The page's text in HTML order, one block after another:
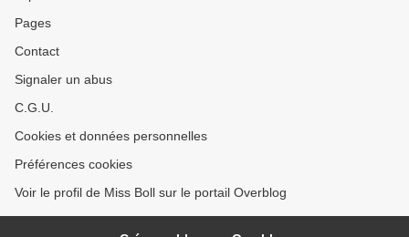
Pages
Contact
Signaler un abus
C.G.U.
Cookies et données personnelles
Préférences cookies
Voir le profil de Miss Boll sur le portail Overblog